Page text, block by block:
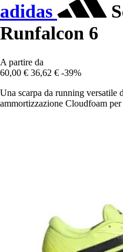
adidas
Runfalcon 6
A partire da
60,00 € 36,62 € -39%
Una scarpa da running versatile
ammortizzazione Cloudfoam